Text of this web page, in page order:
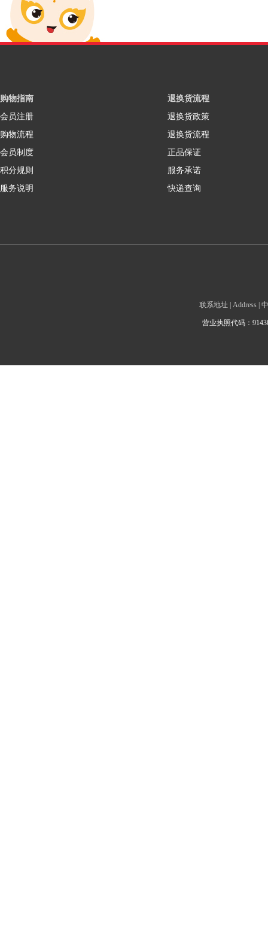
购物指南
会员注册
购物流程
会员制度
积分规则
服务说明
退换货流程
退换货政策
退换货流程
正品保证
服务承诺
快递查询
联系地址 | Address |
营业执照代码：